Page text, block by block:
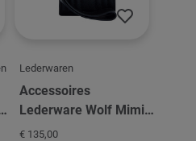
Lederwaren
Accessoires
Lederware Wolf Mimi
Phone Case
€ 135,00